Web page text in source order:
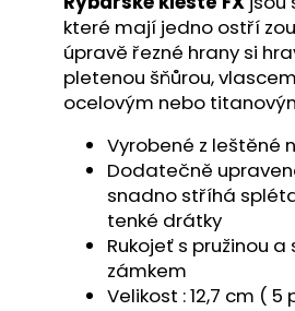
5
hvězdiček.
které mají jedno ostří
úpravě řezné hrany si
pletenou šňůrou,
ocelovým nebo
Vyrobené z leštěné
Dodatečně
snadno stříhá
tenké drátky
Rukojeť s pružinou
zámkem
Velikost : 12,7 cm ( 5
MAGIC CAT ALEXIA
35X35X109CM
1 259 Kč